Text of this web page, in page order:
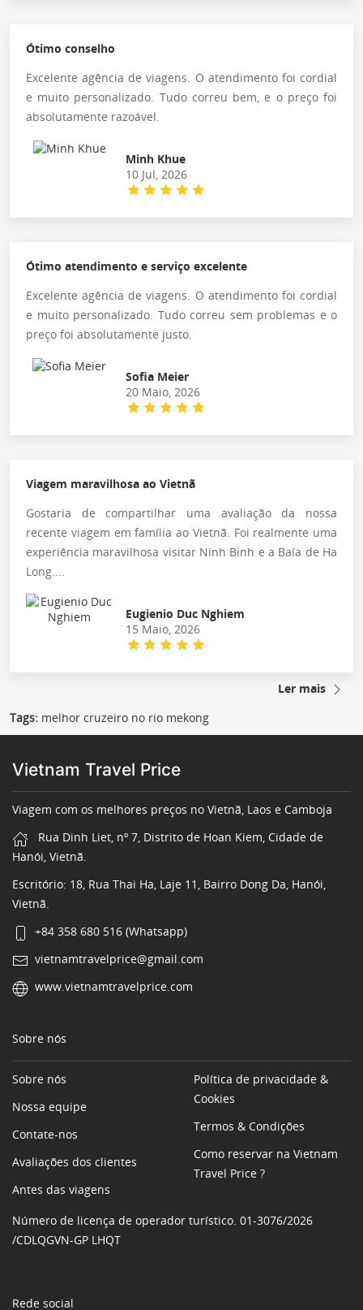
Ótimo conselho
Excelente agência de viagens. O atendimento foi cordial
e muito personalizado. Tudo correu bem, e o preço foi
absolutamente razoável.
Minh Khue
10 Jul, 2026
Ótimo atendimento e serviço excelente
Excelente agência de viagens. O atendimento foi cordial
e muito personalizado. Tudo correu sem problemas e o
preço foi absolutamente justo.
Sofia Meier
20 Maio, 2026
Viagem maravilhosa ao Vietnã
Gostaria de compartilhar uma avaliação da nossa
recente viagem em família ao Vietnã. Foi realmente uma
experiência maravilhosa visitar Ninh Binh e a Baía de Ha
Long....
Eugienio Duc Nghiem
15 Maio, 2026
Ler mais
Tags: melhor cruzeiro no rio mekong
Vietnam Travel Price
Viagem com os melhores preços no Vietnã, Laos e Camboja
Rua Dinh Liet, nº 7, Distrito de Hoan Kiem, Cidade de
Hanói, Vietnã.
Escritório: 18, Rua Thai Ha, Laje 11, Bairro Dong Da, Hanói,
Vietnã.
+84 358 680 516 (Whatsapp)
vietnamtravelprice@gmail.com
www.vietnamtravelprice.com
Sobre nós
Sobre nós
Nossa equipe
Contate-nos
Avaliações dos clientes
Antes das viagens
Política de privacidade &
Cookies
Termos & Condições
Como reservar na Vietnam
Travel Price ?
Número de licença de operador turístico. 01-3076/2026
/CDLQGVN-GP LHQT
Rede social